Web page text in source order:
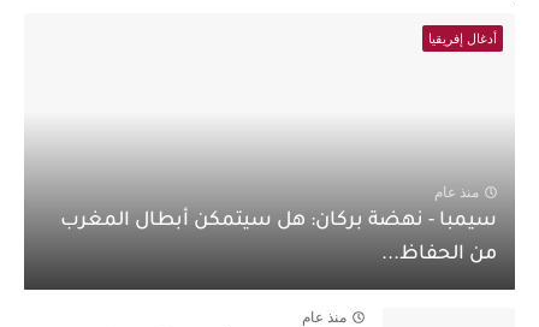
أدغال إفريقيا
منذ عام
سيمبا - نهضة بركان: هل سيتمكن أبطال المغرب
من الحفاظ...
منذ عام